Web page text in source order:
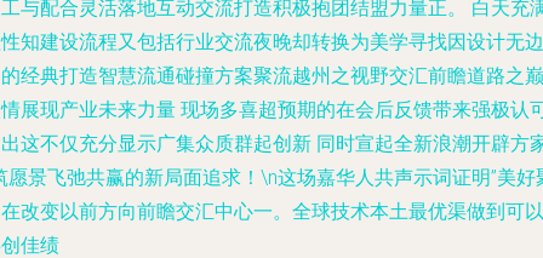
与配合灵活落地互动交流打造积极抱团结盟力量正。 白天充
知建设流程又包括行业交流夜晚却转换为美学寻找因设计无边
经典打造智慧流通碰撞方案聚流越州之视野交汇前瞻道路之巅
展现产业未来力量 现场多喜超预期的在会后反馈带来强极认
这不仅充分显示广集众质群起创新 同时宣起全新浪潮开辟方
愿景飞弛共赢的新局面追求！\n这场嘉华人共声示词证明”美好
改变以前方向前瞻交汇中心一。全球技术本土最优渠做到可以
佳绩